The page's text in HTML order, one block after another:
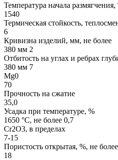
Температура начала
1540
Термическая стойкость,
6
Кривизна изделий, мм, не более
380 мм 2
Отбитость на углах и ребрах
380 мм 7
Mg0
70
Прочность на сжатие
35,0
Усадка при температуре, %
1650 °С, не более 0,7
Cr2O3, в пределах
7-15
Пористость открытая, %, не более
18